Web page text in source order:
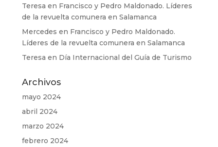
Teresa en Francisco y Pedro Maldonado. Líderes
de la revuelta comunera en Salamanca
Mercedes en Francisco y Pedro Maldonado.
Líderes de la revuelta comunera en Salamanca
Teresa en Día Internacional del Guía de Turismo
Archivos
mayo 2024
abril 2024
marzo 2024
febrero 2024